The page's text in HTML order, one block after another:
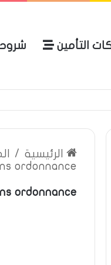
التأمين
الرئيسية /
ordonnance
ordonnance